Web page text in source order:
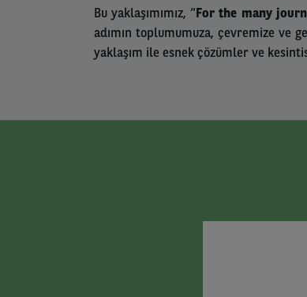
Bu yaklaşımımız, “ For the many
adımın toplumumuza, çevremize ve
yaklaşım ile esnek çözümler ve